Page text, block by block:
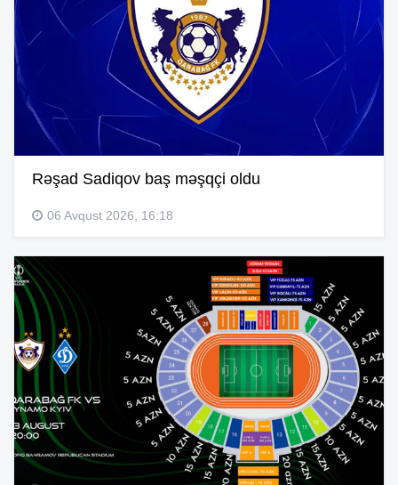
Rəşad Sadiqov baş məşqçi oldu
06 Avqust 2026, 16:18